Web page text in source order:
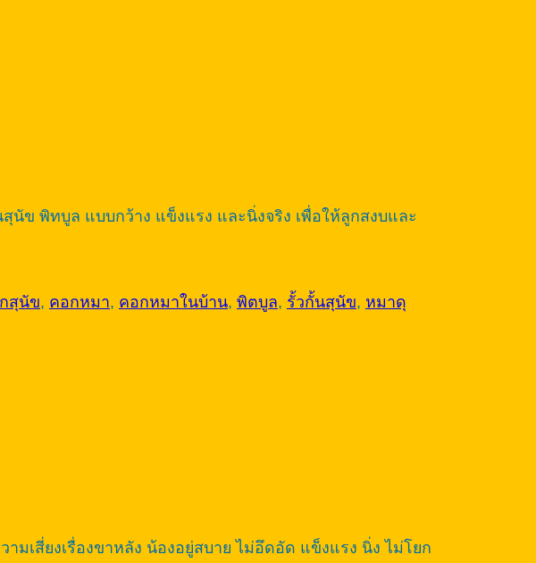
ข พิทบูล แบบกว้าง แข็งแรง และนิ่งจริง เพื่อให้ลูกสงบและ
สุนัข, คอกหมา, คอกหมาในบ้าน, พิตบูล, รั้วกั้นสุนัข, หมาดุ
เสี่ยงเรื่องขาหลัง น้องอยู่สบาย ไม่อึดอัด แข็งแรง นิ่ง ไม่โยก